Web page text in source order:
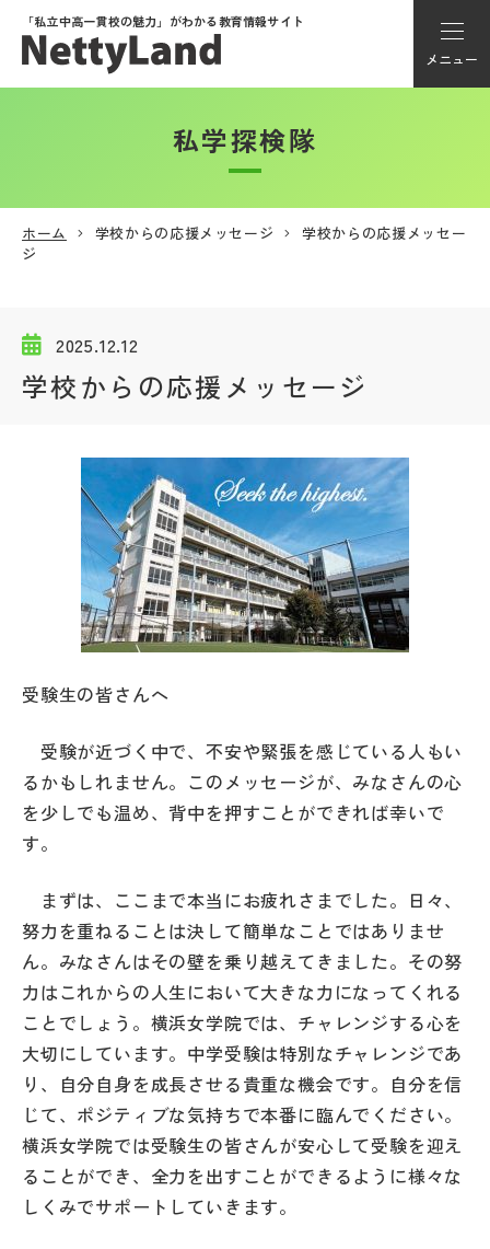
「私立中高一貫校の魅力」がわかる教育情報サイト
メニュー
アカウント登録
メニュー
学校動画
私学探検隊
帰国生受験情報
説明会・イベント情報
学校HP最新情報
NettyLandかわら版
その他
お問い合わせ
個人情報保護方針
サイトマップ
私学探検隊
ホーム 学校からの応援メッセージ
学校からの応援メッセー
ジ
2025.12.12
学校からの応援メッセージ
受験生の皆さんへ
受験が近づく中で、不安や緊張を感じている人もい
るかもしれません。このメッセージが、みなさんの心
を少しでも温め、背中を押すことができれば幸いで
す。
まずは、ここまで本当にお疲れさまでした。日々、
努力を重ねることは決して簡単なことではありませ
ん。みなさんはその壁を乗り越えてきました。その努
力はこれからの人生において大きな力になってくれる
ことでしょう。横浜女学院では、チャレンジする心を
大切にしています。中学受験は特別なチャレンジであ
り、自分自身を成長させる貴重な機会です。自分を信
じて、ポジティブな気持ちで本番に臨んでください。
横浜女学院では受験生の皆さんが安心して受験を迎え
ることができ、全力を出すことができるように様々な
しくみでサポートしていきます。